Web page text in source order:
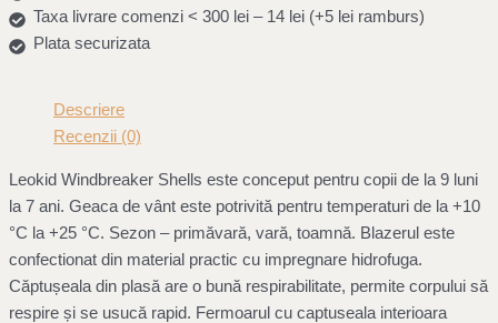
Taxa livrare comenzi < 300 lei – 14 lei (+5 lei ramburs)
Plata securizata
Descriere
Recenzii (0)
Leokid Windbreaker Shells este conceput pentru copii de la 9 luni
la 7 ani. Geaca de vânt este potrivită pentru temperaturi de la +10
°C la +25 °C. Sezon – primăvară, vară, toamnă. Blazerul este
confectionat din material practic cu impregnare hidrofuga.
Căptușeala din plasă are o bună respirabilitate, permite corpului să
respire și se usucă rapid. Fermoarul cu captuseala interioara